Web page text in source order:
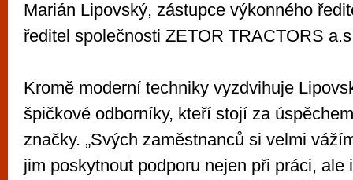
Marián Lipovský, zástupce výkonného
ředitel společnosti ZETOR TRACTORS
Kromě moderní techniky vyzdvihuje
špičkové odborníky, kteří stojí za
značky. „Svých zaměstnanců si velmi
jim poskytnout podporu nejen při práci, ale